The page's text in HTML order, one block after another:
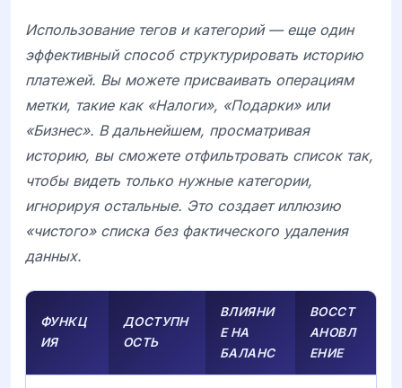
Использование тегов и категорий — еще один
эффективный способ структурировать историю
платежей. Вы можете присваивать операциям
метки, такие как «Налоги», «Подарки» или
«Бизнес». В дальнейшем, просматривая
историю, вы сможете отфильтровать список так,
чтобы видеть только нужные категории,
игнорируя остальные. Это создает иллюзию
«чистого» списка без фактического удаления
данных.
ФУНКЦ
ИЯ
ДОСТУПН
ОСТЬ
ВЛИЯНИ
Е НА
БАЛАНС
ВОССТ
АНОВЛ
ЕНИЕ